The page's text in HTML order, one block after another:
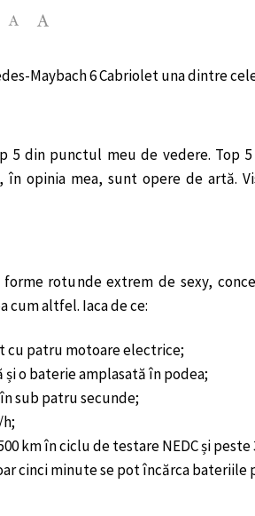
Maybach 6 Cabriolet una dintre
5 din punctul meu de vedere. Top
în opinia mea, sunt opere de artă.
rotunde extrem de sexy,
cum altfel. Iaca de ce:
cu patru motoare electrice;
o baterie amplasată în podea;
în sub patru secunde;
km în ciclu de testare NEDC și peste
cinci minute se pot încărca bateriile